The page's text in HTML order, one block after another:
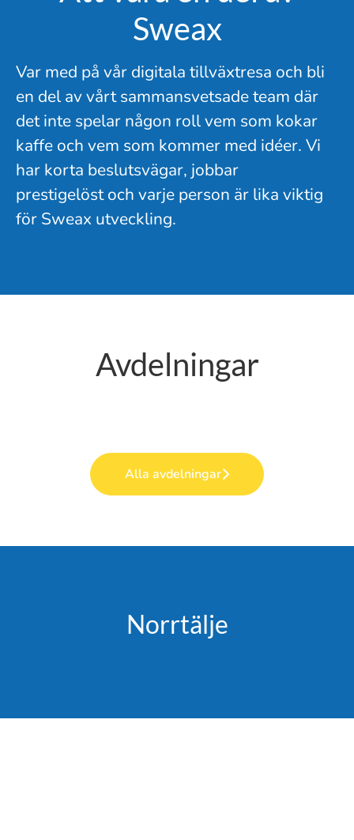
Sweax
Var med på vår digitala tillväxtresa och bli
en del av vårt sammansvetsade team där
det inte spelar någon roll vem som kokar
kaffe och vem som kommer med idéer. Vi
har korta beslutsvägar, jobbar
prestigelöst och varje person är lika viktig
för Sweax utveckling.
Avdelningar
Ekonomisk Förvaltning
Alla avdelningar
Norrtälje